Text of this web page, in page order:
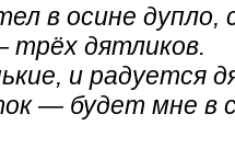
в осине дупло,
трёх дятликов.
и радуется
— будет мне в